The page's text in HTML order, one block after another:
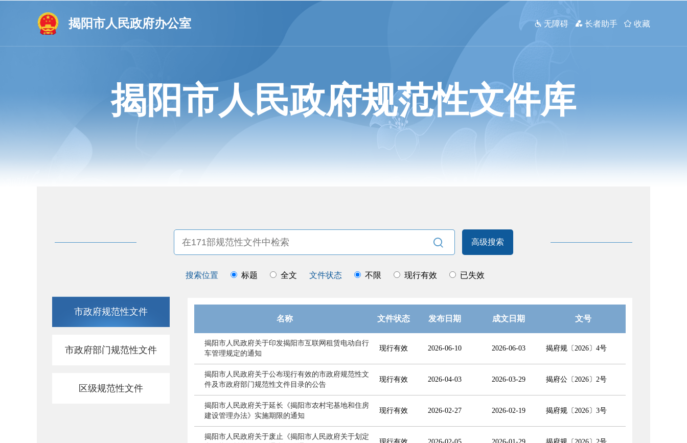
揭阳市人民政府办公室  无障碍  长者助手  收藏
揭阳市人民政府规范性文件库
 高级搜索
搜索位置 标题 全文 文件状态 不限 现行有效 已失效
名称 文件状态 发布日期 成文日期 文号
揭阳市人民政府关于印发揭阳市互联网租赁电动自行
车管理规定的通知
现行有效 2026-06-10 2026-06-03 揭府规〔2026〕4号
揭阳市人民政府关于公布现行有效的市政府规范性文
件及市政府部门规范性文件目录的公告
现行有效 2026-04-03 2026-03-29 揭府公〔2026〕2号
揭阳市人民政府关于延长《揭阳市农村宅基地和住房
建设管理办法》实施期限的通知
现行有效 2026-02-27 2026-02-19 揭府规〔2026〕3号
揭阳市人民政府关于废止《揭阳市人民政府关于划定
市政府规范性文件
市政府部门规范性文件
区级规范性文件